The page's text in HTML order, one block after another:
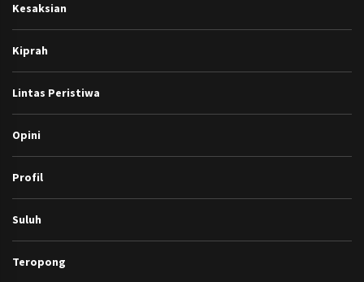
Kesaksian
Kiprah
Lintas Peristiwa
Opini
Profil
Suluh
Teropong